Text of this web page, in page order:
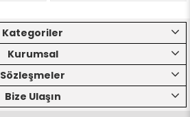
Kategoriler
Kurumsal
Sözleşmeler
Bize Ulaşın